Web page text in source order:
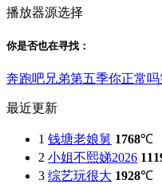
播放器源选择
你是否也在寻找 ：
奔跑吧兄弟第五季你正常
最近更新
1 钱塘老娘舅 1768℃
2 小姐不熙娣2026
3 综艺玩很大 1928℃